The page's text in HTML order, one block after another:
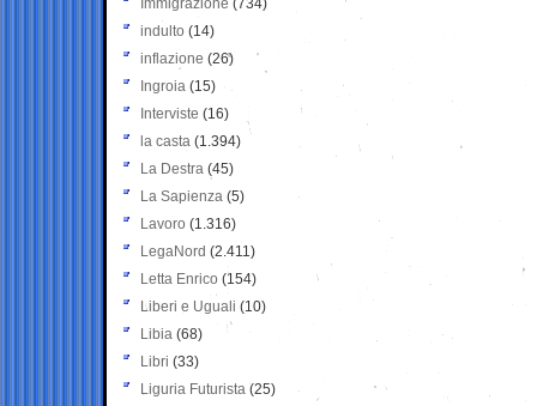
Immigrazione (734)
indulto (14)
inflazione (26)
Ingroia (15)
Interviste (16)
la casta (1.394)
La Destra (45)
La Sapienza (5)
Lavoro (1.316)
LegaNord (2.411)
Letta Enrico (154)
Liberi e Uguali (10)
Libia (68)
Libri (33)
Liguria Futurista (25)